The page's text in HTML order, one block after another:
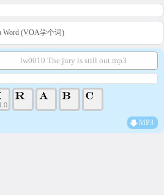
Word (VOA学个词)
lw0010 The jury is still out.mp3
MP3